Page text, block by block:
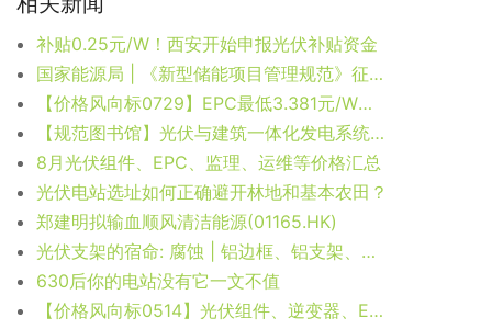
补贴0.25元/W！西安开始申报光伏补贴资金
国家能源局 | 《新型储能项目管理规范》征求意见
【价格风向标0729】EPC最低3.381元/W，组件2.07元/W，近期光伏设备、运维、EPC等价格信息
【规范图书馆】光伏与建筑一体化发电系统验收规范
8月光伏组件、EPC、监理、运维等价格汇总
光伏电站选址如何正确避开林地和基本农田？
郑建明拟输血顺风清洁能源(01165.HK)
光伏支架的宿命: 腐蚀 | 铝边框、铝支架、镀锌支架，他们与不锈钢之间的“接触腐蚀”
630后你的电站没有它一文不值
【价格风向标0514】光伏组件、逆变器、EPC等价格信息